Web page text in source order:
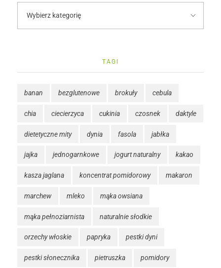
TAGI
banan bezglutenowe brokuły cebula
chia ciecierzyca cukinia czosnek daktyle
dietetyczne mity dynia fasola jabłka
jajka jednogarnkowe jogurt naturalny kakao
kasza jaglana koncentrat pomidorowy makaron
marchew mleko mąka owsiana
mąka pełnoziarnista naturalnie słodkie
orzechy włoskie papryka pestki dyni
pestki słonecznika pietruszka pomidory